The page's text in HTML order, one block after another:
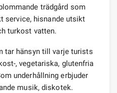
trädgård som
service, hisnande utsikt
turkost vatten.
tar hänsyn till varje turists
, vegetariska, glutenfria
underhållning erbjuder
musik, diskotek.